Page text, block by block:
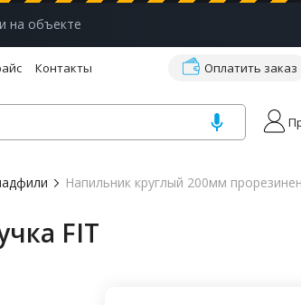
на объекте
Контакты Оплатить заказ
Напильник круглый 200мм
FIT